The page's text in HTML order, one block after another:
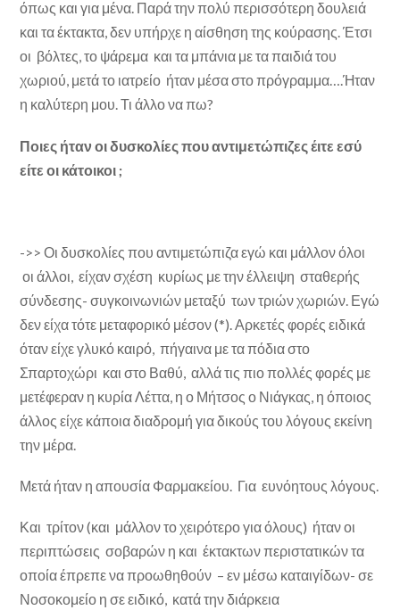
όπως και για μένα. Παρά την πολύ περισσότερη δουλειά
και τα έκτακτα, δεν υπήρχε η αίσθηση της κούρασης. Έτσι
οι βόλτες, το ψάρεμα και τα μπάνια με τα παιδιά του
χωριού, μετά το ιατρείο ήταν μέσα στο πρόγραμμα….Ήταν
η καλύτερη μου. Τι άλλο να πω?
Ποιες ήταν οι δυσκολίες που αντιμετώπιζες έιτε εσύ
είτε οι κάτοικοι ;
->> Οι δυσκολίες που αντιμετώπιζα εγώ και μάλλον όλοι
οι άλλοι, είχαν σχέση κυρίως με την έλλειψη σταθερής
σύνδεσης- συγκοινωνιών μεταξύ των τριών χωριών. Εγώ
δεν είχα τότε μεταφορικό μέσον (*). Αρκετές φορές ειδικά
όταν είχε γλυκό καιρό, πήγαινα με τα πόδια στο
Σπαρτοχώρι και στο Βαθύ, αλλά τις πιο πολλές φορές με
μετέφεραν η κυρία Λέττα, η ο Μήτσος ο Νιάγκας, η όποιος
άλλος είχε κάποια διαδρομή για δικούς του λόγους εκείνη
την μέρα.
Μετά ήταν η απουσία Φαρμακείου. Για ευνόητους λόγους.
Και τρίτον (και μάλλον το χειρότερο για όλους) ήταν οι
περιπτώσεις σοβαρών η και έκτακτων περιστατικών τα
οποία έπρεπε να προωθηθούν – εν μέσω καταιγίδων- σε
Νοσοκομείο η σε ειδικό, κατά την διάρκεια